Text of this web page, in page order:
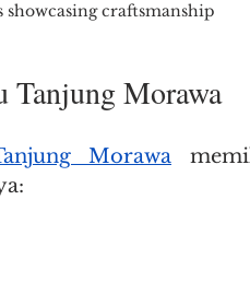
craftsmanship
Tanjung Morawa
Morawa